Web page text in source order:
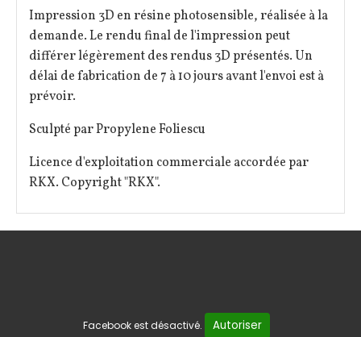
Impression 3D en résine photosensible, réalisée à la
demande. Le rendu final de l'impression peut
différer légèrement des rendus 3D présentés. Un
délai de fabrication de 7 à 10 jours avant l'envoi est à
prévoir.
Sculpté par Propylene Foliescu
Licence d'exploitation commerciale accordée par
RKX. Copyright "RKX".
Facebook est désactivé. Autoriser